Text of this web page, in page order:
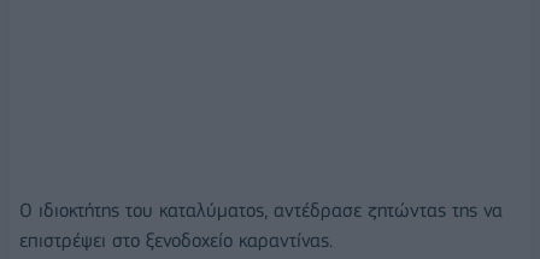
Ο ιδιοκτήτης του καταλύματος, αντέδρασε ζητώντας της να
επιστρέψει στο ξενοδοχείο καραντίνας.